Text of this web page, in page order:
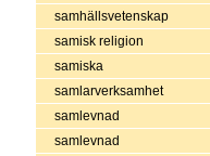
samhällsvetenskap
samisk religion
samiska
samlarverksamhet
samlevnad
samlevnad